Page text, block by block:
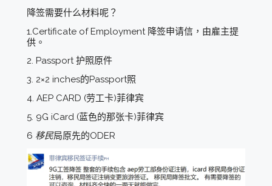
降签需要什么材料呢？
1.Certificate of Employment 降签申请信，由雇主提
供。
2. Passport 护照原件
3. 2×2 inches的Passport照
4. AEP CARD (劳工卡)菲律宾
5. 9G iCard (蓝色的那张卡)菲律宾
6 移民局原先的ODER